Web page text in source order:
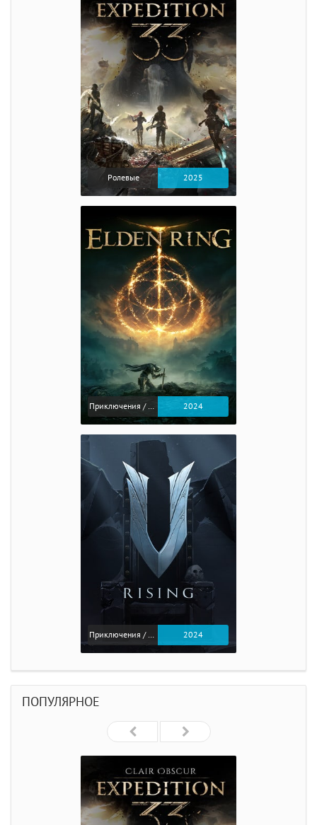
Ролевые 2025
Приключения / Экшен / Ролевые 2024
Приключения / Экшен 2024
ПОПУЛЯРНОЕ